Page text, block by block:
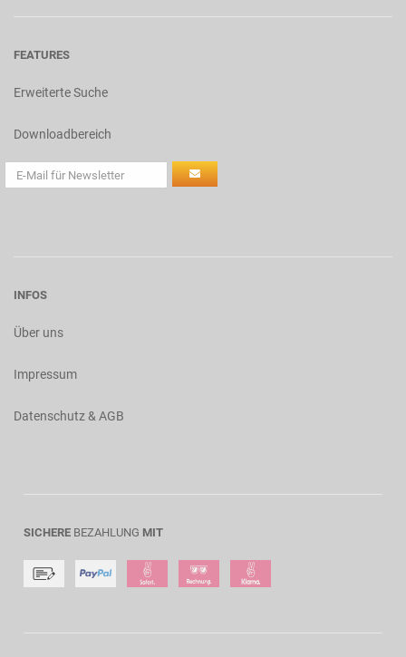
FEATURES
Erweiterte Suche
Downloadbereich
INFOS
Über uns
Impressum
Datenschutz & AGB
SICHERE BEZAHLUNG MIT